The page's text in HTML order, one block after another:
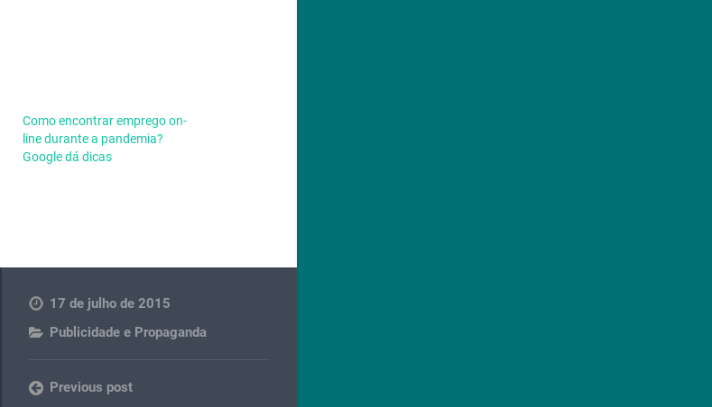
Como encontrar emprego on-
line durante a pandemia?
Google dá dicas
17 de julho de 2015
Publicidade e Propaganda
Previous post